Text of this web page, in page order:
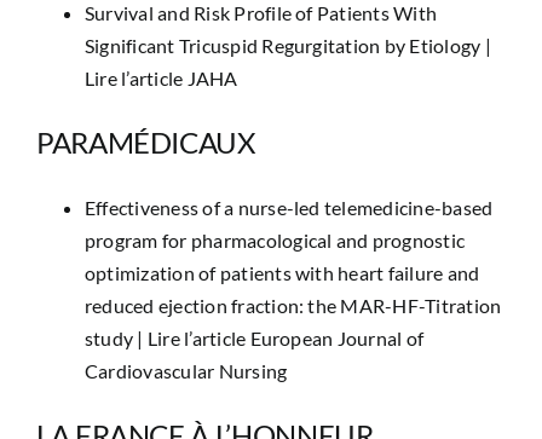
Survival and Risk Profile of Patients With
Significant Tricuspid Regurgitation by Etiology |
Lire l’article JAHA
PARAMÉDICAUX
Effectiveness of a nurse-led telemedicine-based
program for pharmacological and prognostic
optimization of patients with heart failure and
reduced ejection fraction: the MAR-HF-Titration
study | Lire l’article European Journal of
Cardiovascular Nursing